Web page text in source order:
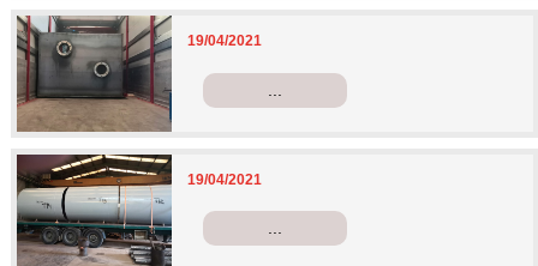
19/04/2021
19/04/2021